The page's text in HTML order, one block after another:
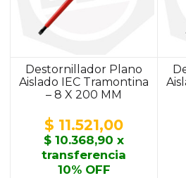
Destornillador Plano
Aislado IEC Tramontina
– 8 X 200 MM
$ 11.521,00
$ 10.368,90 x
transferencia
10% OFF